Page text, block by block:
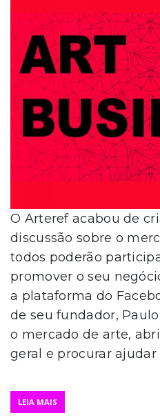
O Arteref acabou de
discussão sobre o
todos poderão
promover o seu
a plataforma do
de seu fundador,
o mercado de arte,
geral e procurar ajudar
LEIA MAIS